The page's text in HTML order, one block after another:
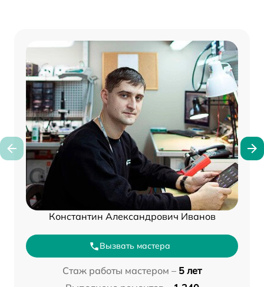
Константин Александрович Иванов
Вызвать мастера
Стаж работы мастером – 5 лет